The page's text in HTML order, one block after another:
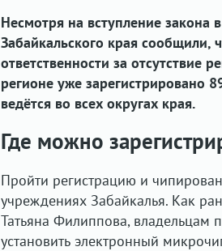
Несмотря на вступление закона
Забайкальского края сообщили,
ответственности за отсутствие
регионе уже зарегистрировано
ведётся во всех округах края.
Где можно
Пройти регистрацию и
учреждениях Забайкалья. Как
Татьяна Филиппова, владельцам
установить электронный